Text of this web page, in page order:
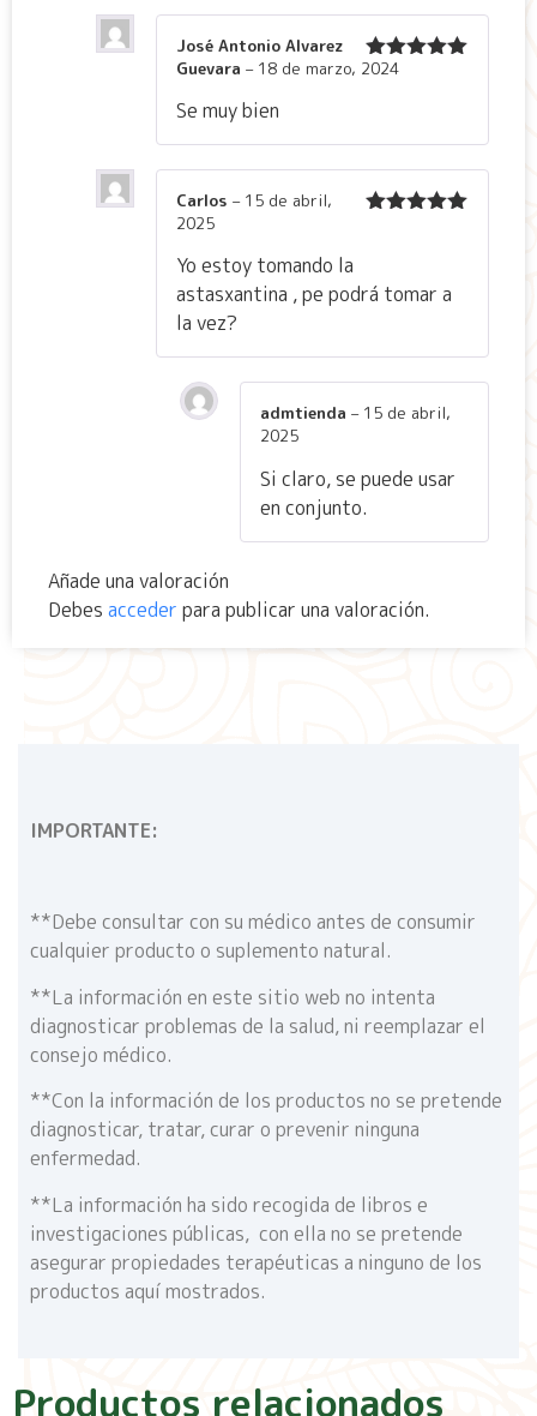
Valorado
José Antonio Alvarez
Guevara – 18 de marzo, 2024
Se muy bien
Carlos – 15 de abril,
2025
Yo estoy tomando la
astasxantina , pe podrá tomar a
la vez?
admtienda – 15 de abril,
2025
Si claro, se puede usar
en conjunto.
Añade una valoración
Debes acceder para publicar una valoración.
IMPORTANTE:
**Debe consultar con su médico antes de consumir
cualquier producto o suplemento natural.
**La información en este sitio web no intenta
diagnosticar problemas de la salud, ni reemplazar el
consejo médico.
**Con la información de los productos no se pretende
diagnosticar, tratar, curar o prevenir ninguna
enfermedad.
**La información ha sido recogida de libros e
investigaciones públicas, con ella no se pretende
asegurar propiedades terapéuticas a ninguno de los
productos aquí mostrados.
Productos relacionados